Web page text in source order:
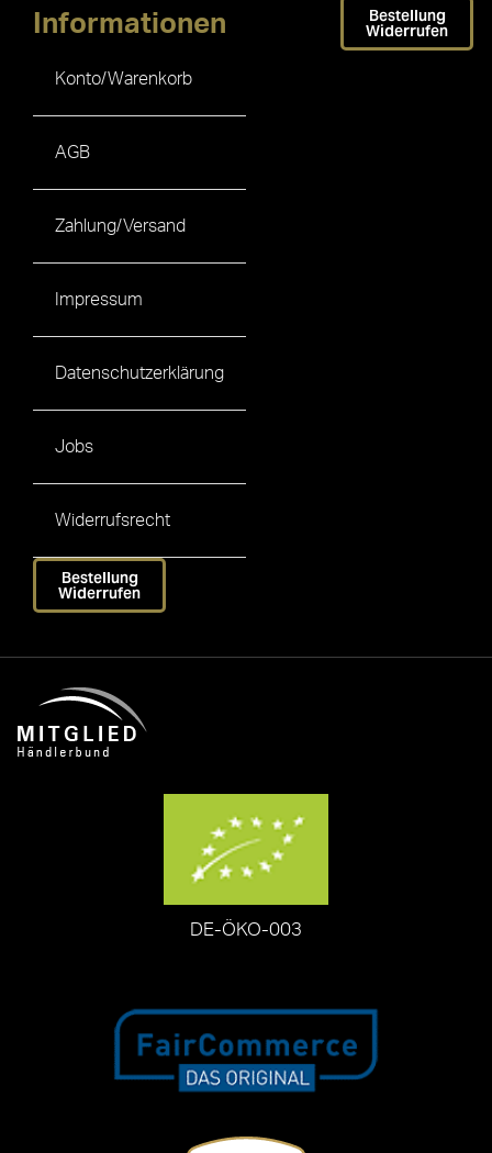
Informationen
Konto/Warenkorb
AGB
Zahlung/Versand
Impressum
Datenschutzerklärung
Jobs
Widerrufsrecht
Bestellung
Widerrufen
Bestellung
Widerrufen
DE-ÖKO-003